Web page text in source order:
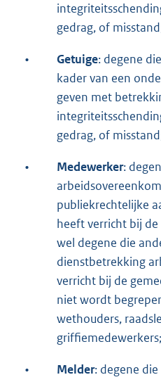
gedrag, of
• Getuige: degene
kader van een
geven met
gedrag, of
• Medewerker:
publiekrechtelijke
heeft verricht bij
wel degene die
dienstbetrekking
verricht bij de
niet wordt
wethouders,
griffiemedewerkers;
• Melder: degene